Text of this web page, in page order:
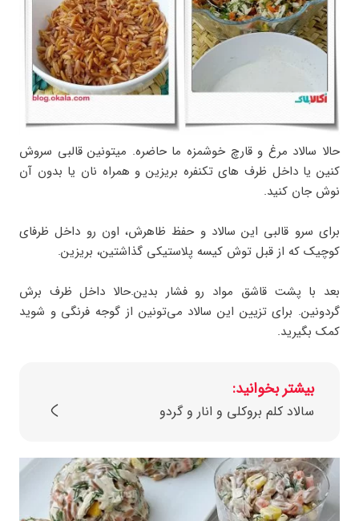
حالا سالاد مرغ و قارچ خوشمزه ما حاضره. میتونین قالبی سروش
کنین یا داخل ظرف های تکنفره بریزین و همراه نان یا بدون آن
نوش جان کنید.
برای سرو قالبی این سالاد و حفظ ظاهرش، اون رو داخل ظرفای
کوچیک که از قبل توش کیسه پلاستیکی گذاشتین، بریزین.
بعد با پشت قاشق مواد رو فشار بدین.حالا داخل ظرف برش
گردونین. برای تزیین این سالاد می‌تونین از گوجه فرنگی و شوید
کمک بگیرید.
بیشتر بخوانید:
سالاد کلم بروکلی و انار و گردو